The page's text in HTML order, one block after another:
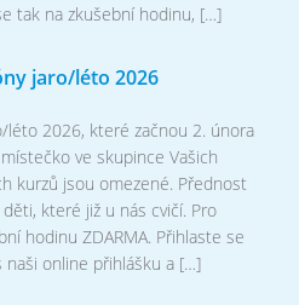
tak na zkušební hodinu, […]
jaro/léto 2026
léto 2026, které začnou 2. února
ve skupince Vašich
kurzů jsou omezené. Přednost
které již u nás cvičí. Pro
hodinu ZDARMA. Přihlaste se
naši online přihlášku a […]